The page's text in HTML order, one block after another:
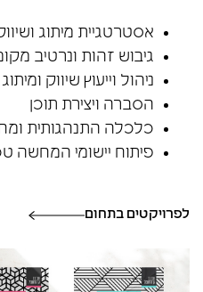
אסטרטגיית מיתוג ושיווק
גיבוש זהות ונרטיב
ניהול וייעוץ שיווק
הסברה ויצירת תוכן
כלכלה התנהגותית
פיתוח יישומי המחשה
לפרויקטים בתחום